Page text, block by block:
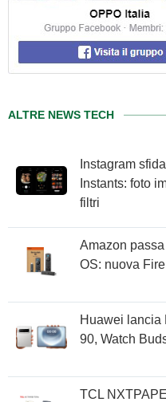
ALTRE NEWS TECH
Instagram
Instants: foto
filtri
Amazon
OS: nuova
Huawei lancia
90, Watch
TCL